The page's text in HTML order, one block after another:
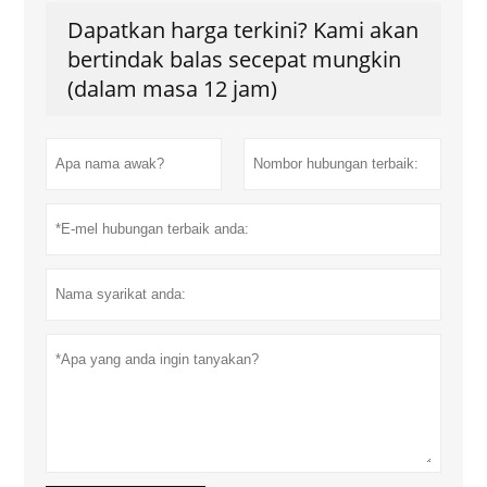
Dapatkan harga terkini? Kami akan
bertindak balas secepat mungkin
(dalam masa 12 jam)